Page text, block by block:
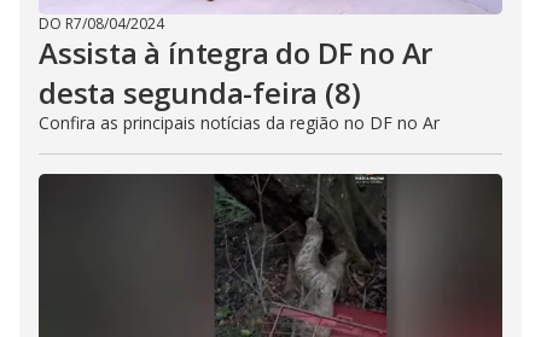
DO R7/08/04/2024
Assista à íntegra do DF no Ar
desta segunda-feira (8)
Confira as principais notícias da região no DF no Ar